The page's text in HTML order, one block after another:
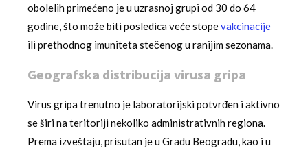
obolelih primećeno je u uzrasnoj grupi od 30 do 64
godine, što može biti posledica veće stopevakcinacije
ili prethodnog imuniteta stečenog u ranijim sezonama.
Geografska distribucija virusa gripa
Virus gripa trenutno je laboratorijski potvrđen i aktivno
se širi na teritoriji nekoliko administrativnih regiona.
Prema izveštaju, prisutan je u Gradu Beogradu, kao i u